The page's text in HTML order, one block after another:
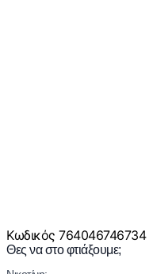
Κωδικός 764046746734
Θες να στο φτιάξουμε;